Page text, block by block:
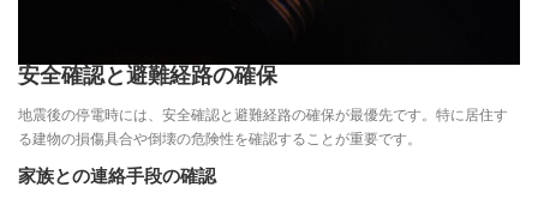
安全確認と避難経路の確保
地震後の停電時には、安全確認と避難経路の確保が最優先です。特に居住す
る建物の損傷具合や倒壊の危険性を確認することが重要です。
家族との連絡手段の確認